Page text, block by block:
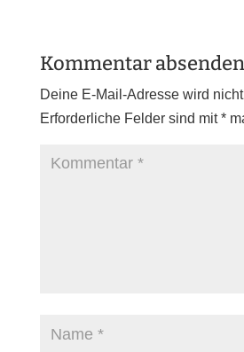
Kommentar absenden
Deine E-Mail-Adresse wird
Erforderliche Felder sind mit*